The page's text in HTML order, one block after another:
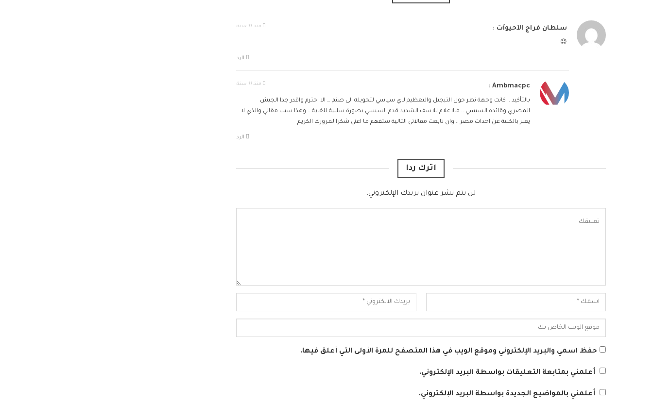
سلطان فراج الآحيوآت : منذ 11 سنة
😡
الرد
Ambmacpc
: منذ 11 سنة
بالتأكيد .. كانت وجهة نظر حول التبجيل والتعظيم لاي سياسي لتحويله الى صنم … الا احترم واقدر جدا الجيش
المصري وقائده السيسي .. فالاعلام للاسف الشديد قدم السيسي بصورة سلبية للغاية .. وهذا سبب مقالي والذي لا
يعبر بالكلية عن احداث مصر .. وان تابعت مقالاتي التالية ستفهم ما اعني شكرا لمرورك الكريم
الرد
اترك ردا
لن يتم نشر عنوان بريدك الإلكتروني.
حفظ اسمي والبريد الإلكتروني وموقع الويب في هذا المتصفح للمرة الأولى التي أعلق فيها.
أعلمني بمتابعة التعليقات بواسطة البريد الإلكتروني.
أعلمني بالمواضيع الجديدة بواسطة البريد الإلكتروني.